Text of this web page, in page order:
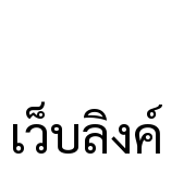
เว็บลิงค์